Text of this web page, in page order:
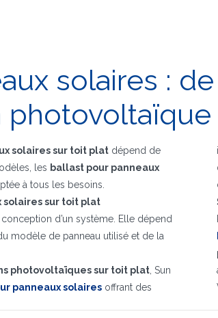
solaires : de
photovoltaïque
solaires sur toit plat dépend de
les ballast pour panneaux
à tous les besoins.
solaires sur toit plat
d’un système. Elle dépend
modèle de panneau utilisé et de la
photovoltaïques sur toit plat , Sun
panneaux solaires offrant des